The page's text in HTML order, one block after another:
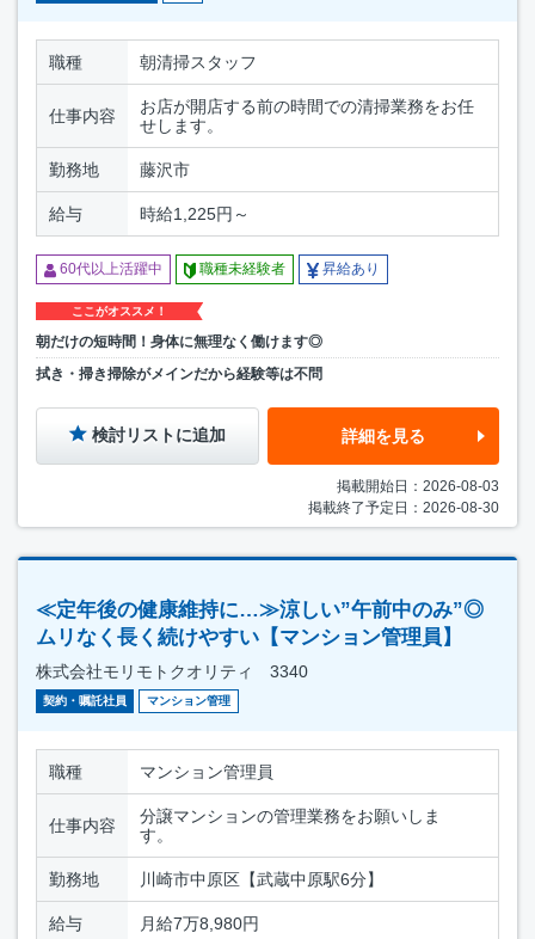
職種 朝清掃スタッフ
仕事内容
お店が開店する前の時間での清掃業務をお任
せします。
勤務地 藤沢市
給与 時給1,225円～
60代以上活躍中 職種未経験者 昇給あり
ここがオススメ！
朝だけの短時間！身体に無理なく働けます◎
拭き・掃き掃除がメインだから経験等は不問
検討リストに追加 詳細を見る
掲載開始日：2026-08-03
掲載終了予定日：2026-08-30
≪定年後の健康維持に…≫涼しい”午前中のみ”◎
ムリなく長く続けやすい【マンション管理員】
株式会社モリモトクオリティ 3340
契約・嘱託社員 マンション管理
職種 マンション管理員
仕事内容
分譲マンションの管理業務をお願いしま
す。
勤務地 川崎市中原区【武蔵中原駅6分】
給与 月給7万8,980円